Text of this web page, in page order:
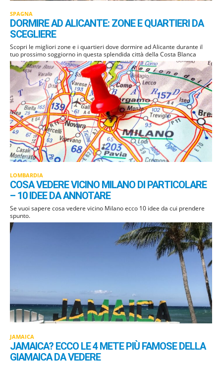
SPAGNA
DORMIRE AD ALICANTE: ZONE E QUARTIERI DA
SCEGLIERE
Scopri le migliori zone e i quartieri dove dormire ad Alicante durante il
tuo prossimo soggiorno in questa splendida città della Costa Blanca
LOMBARDIA
COSA VEDERE VICINO MILANO DI PARTICOLARE
– 10 IDEE DA ANNOTARE
Se vuoi sapere cosa vedere vicino Milano ecco 10 idee da cui prendere
spunto.
JAMAICA
JAMAICA? ECCO LE 4 METE PIÙ FAMOSE DELLA
GIAMAICA DA VEDERE